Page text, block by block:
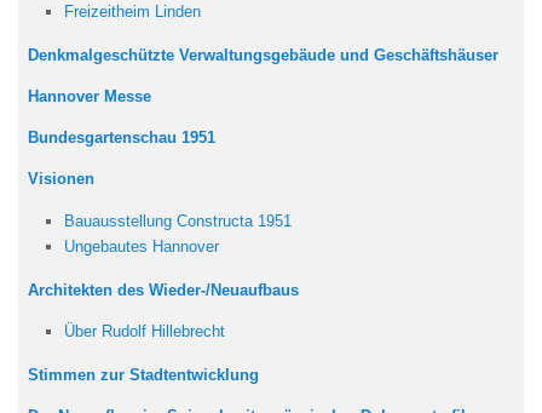
Freizeitheim Linden
Denkmalgeschützte Verwaltungsgebäude und Geschäftshäuser
Hannover Messe
Bundesgartenschau 1951
Visionen
Bauausstellung Constructa 1951
Ungebautes Hannover
Architekten des Wieder-/Neuaufbaus
Über Rudolf Hillebrecht
Stimmen zur Stadtentwicklung